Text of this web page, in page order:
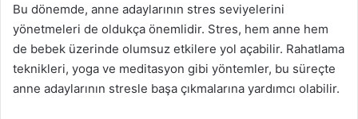
Bu dönemde, anne adaylarının stres seviyelerini
yönetmeleri de oldukça önemlidir. Stres, hem anne hem
de bebek üzerinde olumsuz etkilere yol açabilir. Rahatlama
teknikleri, yoga ve meditasyon gibi yöntemler, bu süreçte
anne adaylarının stresle başa çıkmalarına yardımcı olabilir.